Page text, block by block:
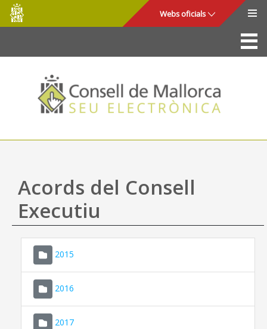
Salta al contingut principal
Consell
de
Mallorca
Webs oficials
La Seu
Consell de Mallorca
Accés i seguretat
Utilitats
Ajuda
Acords del Consell
Executiu
2015
2016
2017